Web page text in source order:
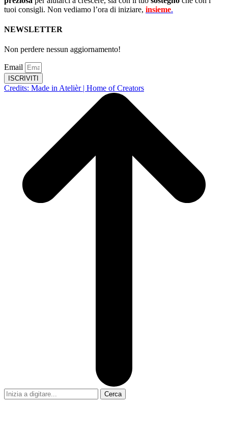
tuoi consigli. Non vediamo l’ora di iniziare, insieme.
NEWSLETTER
Non perdere nessun aggiornamento!
Email
ISCRIVITI
Credits: Made in Atelièr | Home of Creators
Cerca